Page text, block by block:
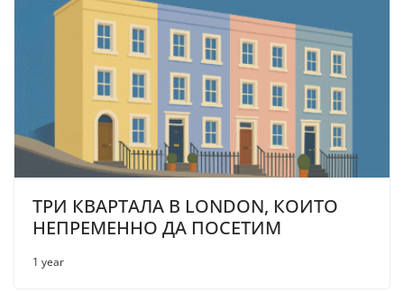
ТРИ КВАРТАЛА В LONDON, КОИТО
НЕПРЕМЕННО ДА ПОСЕТИМ
1 year